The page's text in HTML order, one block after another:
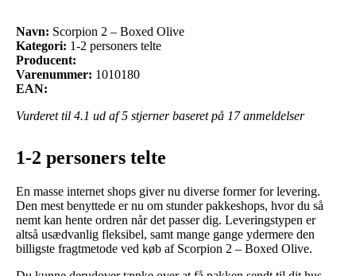
Navn: Scorpion 2 – Boxed Olive
Kategori: 1-2 personers telte
Producent:
Varenummer: 1010180
EAN:
Vurderet til 4.1 ud af 5 stjerner baseret på 17anmeldelser
1-2 personers telte
En masse internet shops giver nu diverse former for levering.
Den mest benyttede er nu om stunder pakkeshops, hvor du så
nemt kan hente ordren når det passer dig. Leveringstypen er
altså usædvanlig fleksibel, samt mange gange ydermere den
billigste fragtmetode ved køb af Scorpion 2 – Boxed Olive.